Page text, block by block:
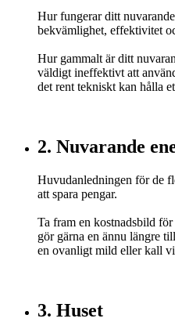
Hur fungerar ditt
bekvämlighet, effektivitet
Hur gammalt är ditt
väldigt ineffektivt att
det rent tekniskt kan hålla
2. Nuvarande
Huvudanledningen för de
att spara pengar.
Ta fram en kostnadsbild för
gör gärna en ännu längre
en ovanligt mild eller kall
3. Huset